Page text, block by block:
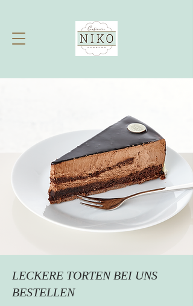
LECKERE TORTEN BEI UNS
BESTELLEN